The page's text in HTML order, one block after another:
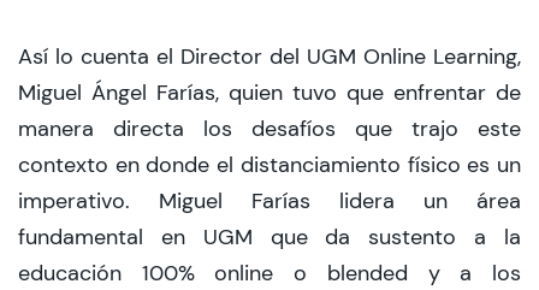
Así lo cuenta el Director del UGM Online Learning,
Miguel Ángel Farías, quien tuvo que enfrentar de
manera directa los desafíos que trajo este
contexto en donde el distanciamiento físico es un
imperativo. Miguel Farías lidera un área
fundamental en UGM que da sustento a la
educación 100% online o blended y a los